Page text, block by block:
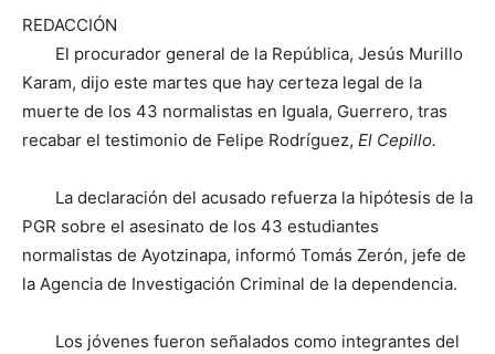
REDACCIÓN
El procurador general de la República, Jesús Murillo
Karam, dijo este martes que hay certeza legal de la
muerte de los 43 normalistas en Iguala, Guerrero, tras
recabar el testimonio de Felipe Rodríguez, El Cepillo.
La declaración del acusado refuerza la hipótesis de la
PGR sobre el asesinato de los 43 estudiantes
normalistas de Ayotzinapa, informó Tomás Zerón, jefe de
la Agencia de Investigación Criminal de la dependencia.
Los jóvenes fueron señalados como integrantes del